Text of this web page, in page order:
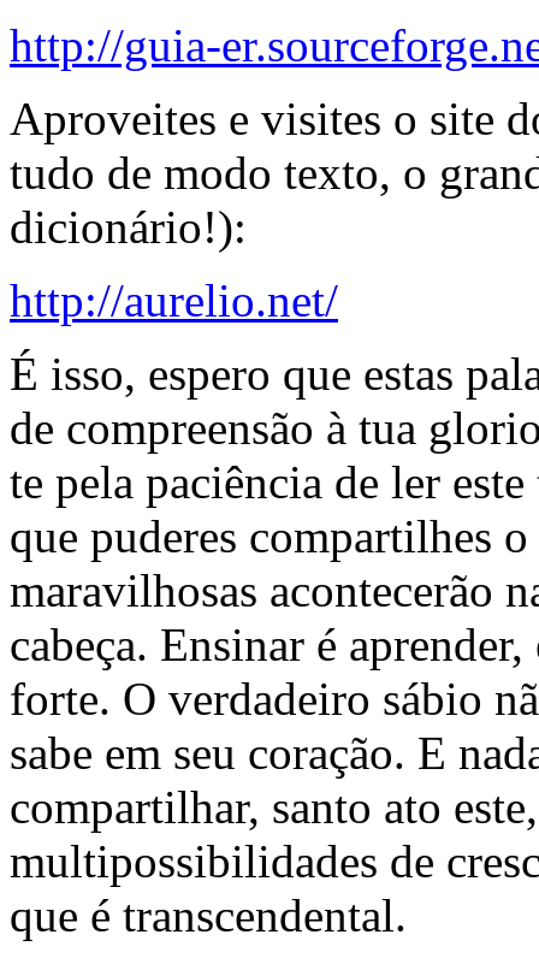
http://guia-
Aproveites e visites o site
tudo de modo texto, o
dicionário!):
http://aurelio.net/
É isso, espero que estas
de compreensão à tua
te pela paciência de ler
que puderes compartilhes
maravilhosas acontecerão
cabeça. Ensinar é
forte. O verdadeiro sábio
sabe em seu coração. E
compartilhar, santo ato
multipossibilidades de
que é transcendental.